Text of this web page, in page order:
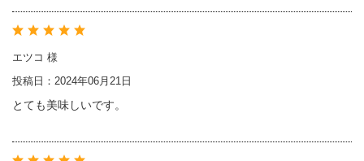
エツコ 様
投稿日：2024年06月21日
とても美味しいです。